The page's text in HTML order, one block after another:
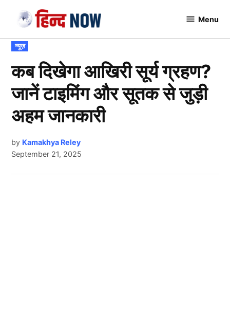
content
Menu
POSTED
IN
न्यूज़
कब दिखेगा आखिरी सूर्य ग्रहण?
जानें टाइमिंग और सूतक से जुड़ी
अहम जानकारी
by Kamakhya Reley
September 21, 2025